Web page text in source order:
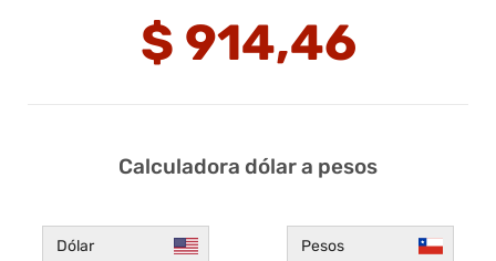
$ 914,46
Calculadora dólar a pesos
Dólar Pesos